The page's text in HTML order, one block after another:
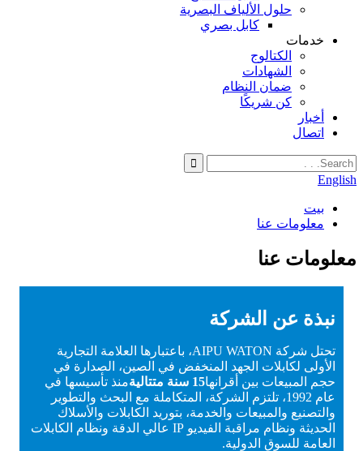
حلول الألياف البصرية
كابل بصري
خدمات
الكتالوج
الشهادات
ضمان النظام
كن شريكًا
أخبار
اتصال
English
بيت
معلومات عنا
معلومات عنا
نبذة عن الشركة
تحتل شركة AIPU WATON، باعتبارها العلامة التجارية
الأولى لكابلات الجهد المنخفض في الصين، الصدارة في
حجم المبيعات بين أقرانها15 سنة متتالية
منذ تأسيسها في
عام 1992، تلتزم الشركة، المتكاملة مع البحث والتطوير
والتصنيع والمبيعات والخدمة، بتوريد الكابلات والأسلاك
الحديثة ونظام مراقبة الفيديو IP عالي الدقة ونظام الكابلات
العامة للسوق الدولية.